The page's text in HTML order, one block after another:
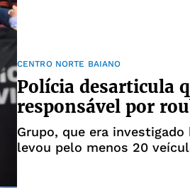
CENTRO NORTE BAIANO
Polícia desarticula
responsável por
Grupo, que era investigado
levou pelo menos 20